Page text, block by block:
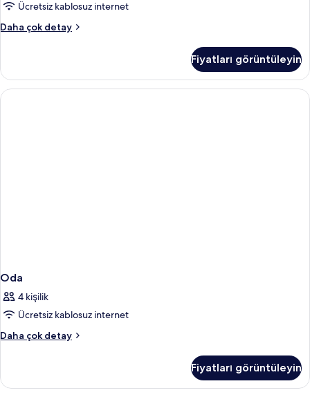
Seaview
için
tüm
görün
Ücretsiz kablosuz internet
Daha çok detay
Special
Partial
Seaview
hakkında
Fiyatları görüntüleyin
Oda
4 kişilik
Ücretsiz kablosuz internet
Daha çok detay
Oda
detay
Fiyatları görüntüleyin